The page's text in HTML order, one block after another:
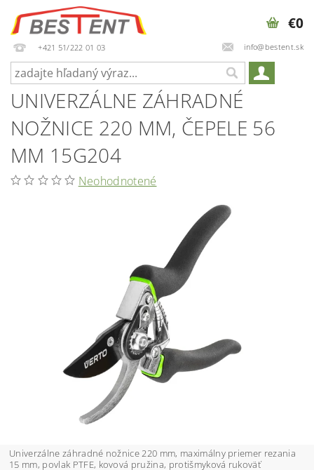
+421 51/222 01 03 info@bestent.sk
€0
UNIVERZÁLNE ZÁHRADNÉ
NOŽNICE 220 MM, ČEPELE 56
MM 15G204
Neohodnotené
Univerzálne záhradné nožnice 220 mm, maximálny priemer rezania
15 mm, povlak PTFE, kovová pružina, protišmyková rukoväť